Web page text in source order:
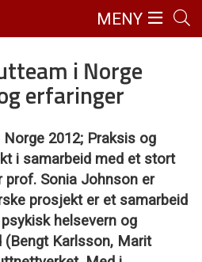
MENY
i Norge
erfaringer
2012; Praksis og
i samarbeid med et stort
prof. Sonia Johnson er
prosjekt er et samarbeid
helsevern og
(Bengt Karlsson, Marit